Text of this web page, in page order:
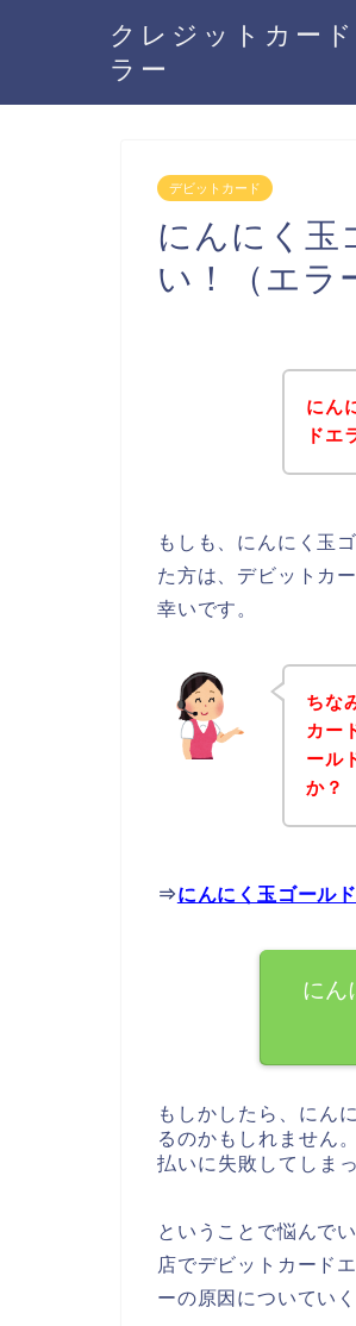
クレジットカー
ラー
デビットカード
にんにく玉
い！（エラ
にん
ドエ
もしも、にんにく玉
た方は、デビットカ
幸いです。
ちな
カー
ール
か？
⇒にんにく玉ゴール
にん
もしかしたら、にん
るのかもしれません
払いに失敗してしま
ということで悩んで
店でデビットカード
ーの原因についてい